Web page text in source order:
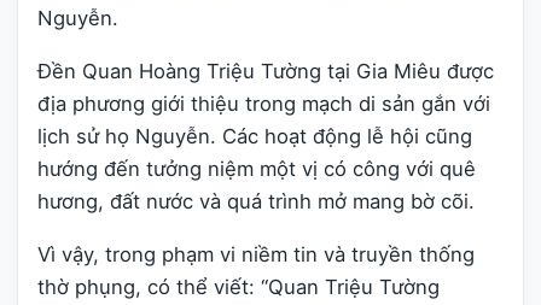
Nguyễn.
Đền Quan Hoàng Triệu Tường tại Gia Miêu được
địa phương giới thiệu trong mạch di sản gắn với
lịch sử họ Nguyễn. Các hoạt động lễ hội cũng
hướng đến tưởng niệm một vị có công với quê
hương, đất nước và quá trình mở mang bờ cõi.
Vì vậy, trong phạm vi niềm tin và truyền thống
thờ phụng, có thể viết: “Quan Triệu Tường